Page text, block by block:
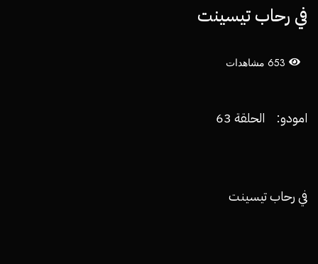
في رحاب تيسينت
653 مشاهدات
امودو: الحلقة 63
في رحاب تيسينت